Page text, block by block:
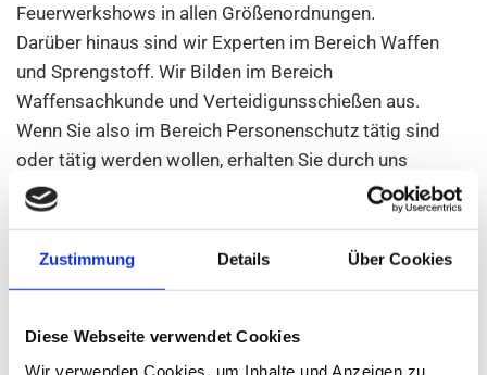
Zustimmung Details Über Cookies
Diese Webseite verwendet Cookies
Wir verwenden Cookies, um Inhalte und Anzeigen zu
Feuerwerkshows in allen Größenordnungen.
Darüber hinaus sind wir Experten im Bereich Waffen
und Sprengstoff. Wir Bilden im Bereich
Waffensachkunde und Verteidigunsschießen aus.
Wenn Sie also im Bereich Personenschutz tätig sind
oder tätig werden wollen, erhalten Sie durch uns
eine fundierte Ausbildung. Wir bilden natürlich auch
Sportschützen und alle anderen Interessenten aus.
Falls Sie Fragen haben, können Sie uns gerne
EXPOSE